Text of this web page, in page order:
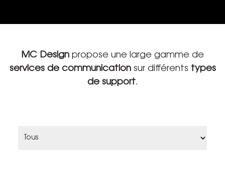
MC Design propose une large gamme de
services de communicationsur différents types
de support.